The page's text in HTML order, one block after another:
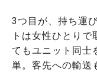
3つ目が、持ち運
トは女性ひとり
てもユニット同士
単。客先への輸送